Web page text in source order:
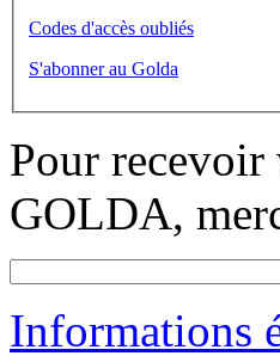
Codes d'accès oubliés
S'abonner au Golda
Pour recevoir
GOLDA,
Informations